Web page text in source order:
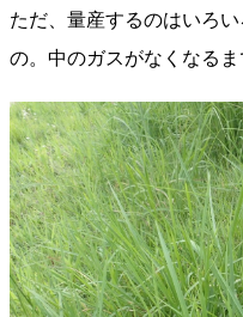
ただ、量産するのはいろ
の。中のガスがなくなるま